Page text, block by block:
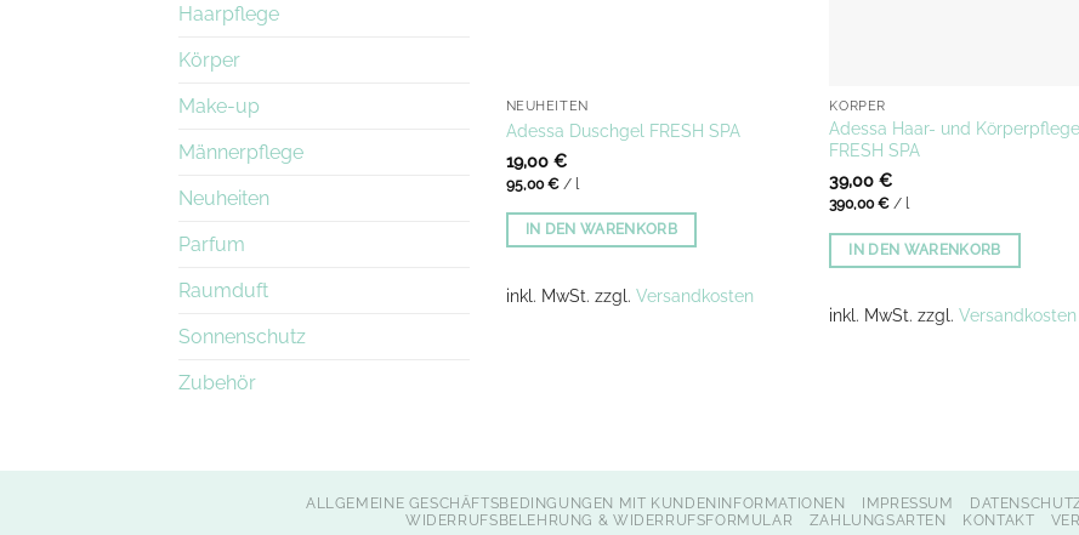
Haarpflege
Körper
Make-up
Männerpflege
Neuheiten
Parfum
Raumduft
Sonnenschutz
Zubehör
NEUHEITEN
Adessa Duschgel FRESH SPA
19,00 €
95,00€/ l
IN DEN WARENKORB
inkl. MwSt. zzgl. Versandkosten
KÖRPER
Adessa Haar- und
FRESH SPA
39,00€
390,00€ / l
IN DEN WARENKORB
inkl. MwSt. zzgl.Versandkosten
ALLGEMEINE GESCHÄFTSBEDINGUNGEN MIT KUNDENINFORMATIONEN IMPRESSUM
WIDERRUFSBELEHRUNG & WIDERRUFSFORMULAR
ZAHLUNGSARTEN KONTAKT